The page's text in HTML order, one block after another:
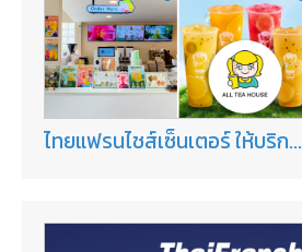
ไทยแฟรนไชส์เซ็นเตอร์ ให้บริก...